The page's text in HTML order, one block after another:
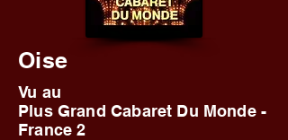
Oise
Vu au
Plus Grand Cabaret Du Monde -
France 2